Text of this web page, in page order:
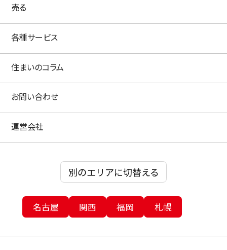
売る
各種サービス
住まいのコラム
お問い合わせ
運営会社
別のエリアに切替える
名古屋 関西 福岡 札幌